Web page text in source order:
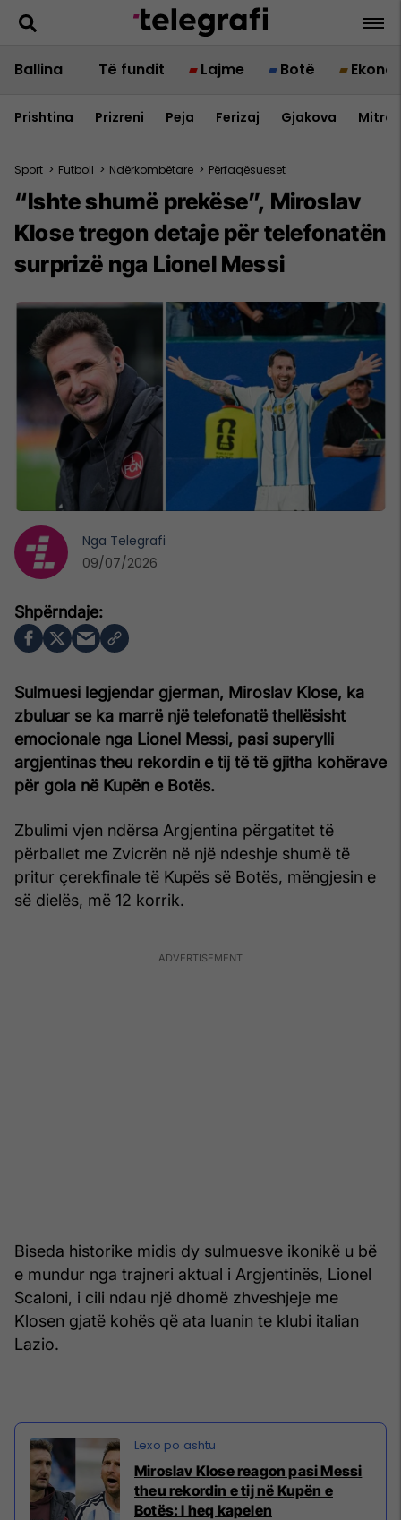
Ballina Të fundit Lajme Botë
Prishtina Prizreni Peja Ferizaj Gjakova
Sport > Futboll > Ndërkombëtare > Përfaqësueset
“Ishte shumë prekëse”, Miroslav
Klose tregon detaje për telefonatën
surprizë nga Lionel Messi
Sulmuesi legjendar gjerman, Miroslav Klose, ka
zbuluar se ka marrë një telefonatë thellësisht
emocionale nga Lionel Messi, pasi superylli
argjentinas theu rekordin e tij të të gjitha kohërave
për gola në Kupën e Botës.
Zbulimi vjen ndërsa Argjentina përgatitet të
përballet me Zvicrën në një ndeshje shumë të
pritur çerekfinale të Kupës së Botës, mëngjesin e
së dielës, më 12 korrik.
Biseda historike midis dy sulmuesve ikonikë u bë
e mundur nga trajneri aktual i Argjentinës, Lionel
Scaloni, i cili ndau një dhomë zhveshjeje me
Klosen gjatë kohës që ata luanin te klubi italian
Lazio.
Miroslav Klose reagon pasi Messi
theu rekordin e tij në Kupën e
Botës: I heq kapelen
Nga Telegrafi
09/07/2026